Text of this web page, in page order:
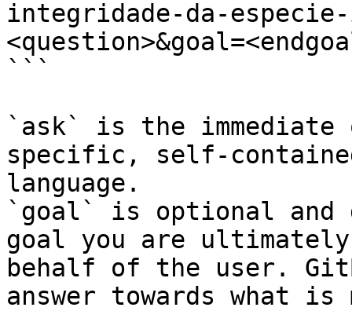
integridade-da-especie-
```
`ask` is the
specific, self-
language.
`goal` is optional and
goal you are
behalf of the user.
answer towards what